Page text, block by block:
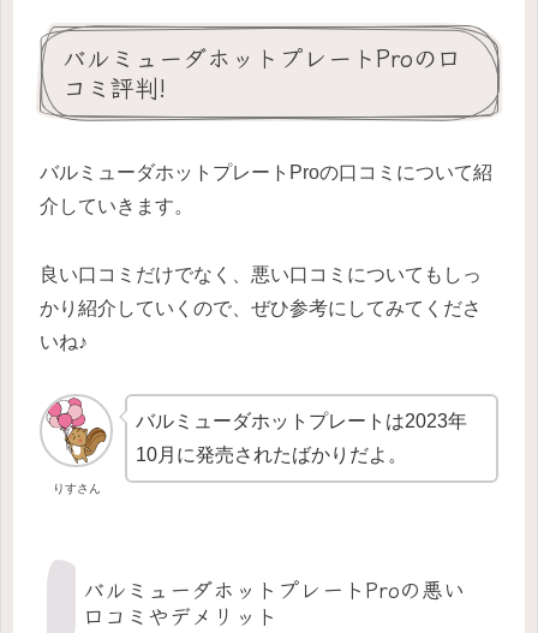
バルミューダホットプレートProの口
コミ評判!
バルミューダホットプレートProの口コミについて紹
介していきます。
良い口コミだけでなく、悪い口コミについてもしっ
かり紹介していくので、ぜひ参考にしてみてくださ
いね♪
りすさん
バルミューダホットプレートは2023年
10月に発売されたばかりだよ。
バルミューダホットプレートProの悪い
口コミやデメリット